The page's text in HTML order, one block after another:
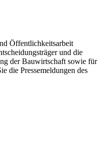
Öffentlichkeitsarbeit
und die
der Bauwirtschaft sowie für
die Pressemeldungen des